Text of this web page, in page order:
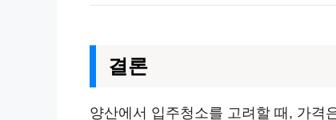
결론
양산에서 입주청소를 고려할 때, 가격